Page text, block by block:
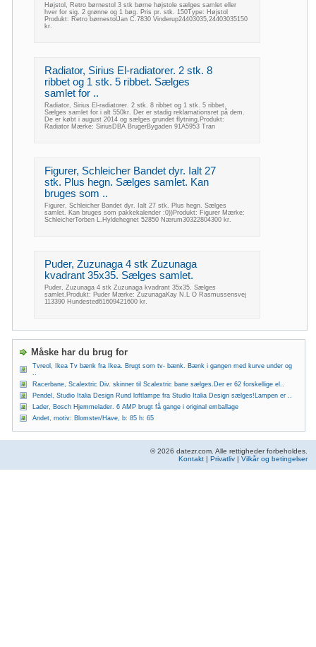
Højstol, Retro børnestol 3 stk børne højstole sælges samlet eller
hver for sig. 2 grønne og 1 bøg. Pris pr. stk. 150Type: Højstol
Produkt: Retro børnestolJan C.7830 Vinderup24403035,24403035150
kr.
Radiator, Sirius El-radiatorer. 2 stk. 8
ribbet og 1 stk. 5 ribbet. Sælges
samlet for ..
Radiator, Sirius El-radiatorer. 2 stk. 8 ribbet og 1 stk. 5 ribbet.
Sælges samlet for i alt 550kr. Der er stadig reklamationsret på dem.
De er købt i august 2014 og sælges grundet flytning.Produkt:
Radiator Mærke: SiriusDBA BrugerBygaden 91A5953 Tran
Figurer, Schleicher Bandet dyr. Ialt 27
stk. Plus hegn. Sælges samlet. Kan
bruges som ..
Figurer, Schleicher Bandet dyr. Ialt 27 stk. Plus hegn. Sælges
samlet. Kan bruges som pakkekalender :0))Produkt: Figurer Mærke:
SchleicherTorben L.Hyldehegnet 52850 Nærum30322804300 kr.
Puder, Zuzunaga 4 stk Zuzunaga
kvadrant 35x35. Sælges samlet.
Puder, Zuzunaga 4 stk Zuzunaga kvadrant 35x35. Sælges
samlet.Produkt: Puder Mærke: ZuzunagaKay N.L O Rasmussensvej
113390 Hundested61609421600 kr.
Måske har du brug for
Tvreol, Ikea Tv bænk fra Ikea. Brugt som tv- bænk. Bænk i gangen med kurve under og
..
Racerbane, Scalextric Div. skinner til Scalextric bane sælges.Der er 62 forskellige el..
Pendel, Studio Italia Design Rund loftlampe fra Studio Italia Design sælges!Lampen er ..
Lader, Bosch Hjemmelader. 6 AMP brugt få gange i original emballage
Andet, motiv: Blomster/Have, b: 85 h: 65
© 2026 datezr.com. Alle rettigheder forbeholdes.
Kontakt | Privatliv | Vilkår og betingelser